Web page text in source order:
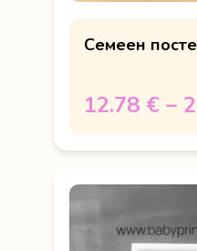
Семеен
12.78 € –